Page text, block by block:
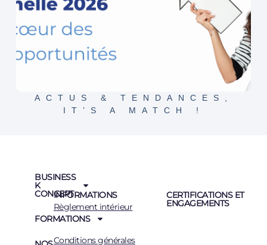
ACTUS & TENDANCES
IT’S A MATCH !
BUSINESS
K
CONCEPT
FORMATIONS
INFORMATIONS
Règlement intérieur
Conditions générales
CERTIFICATIONS ET
ENGAGEMENTS